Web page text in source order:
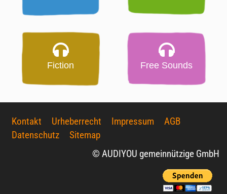
Fiction Free Sounds
Kontakt Urheberrecht Impressum
AGB
Datenschutz
Sitemap
© AUDIYOU gemeinnützige GmbH